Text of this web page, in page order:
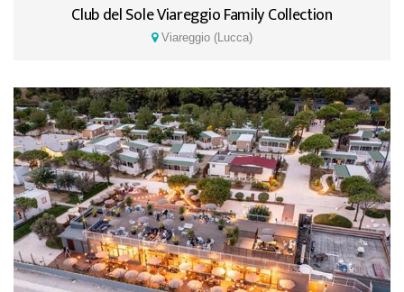
Club del Sole Viareggio Family Collection
Viareggio (Lucca)